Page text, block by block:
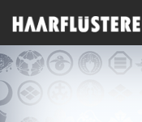
Inhalt
springen